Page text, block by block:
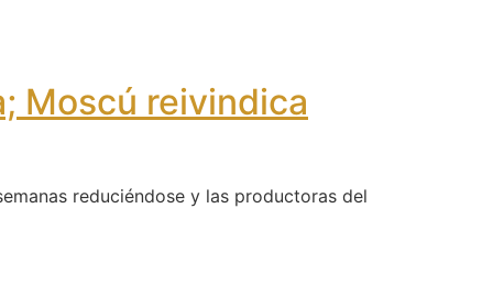
Moscú reivindica
reduciéndose y las productoras del